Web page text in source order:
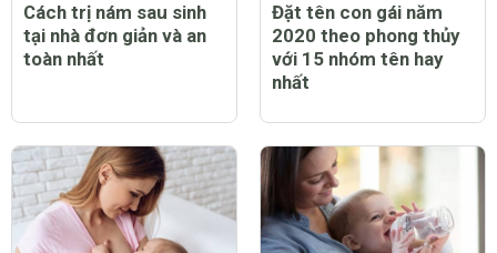
Cách trị nám sau sinh
tại nhà đơn giản và an
toàn nhất
Đặt tên con gái năm
2020 theo phong thủy
với 15 nhóm tên hay
nhất